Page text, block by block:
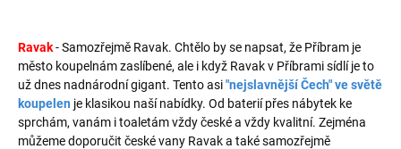
Ravak- Samozřejmě Ravak. Chtělo by se napsat, že Příbram je
město koupelnám zaslíbené, ale i když Ravak v Příbrami sídlí je to
už dnes nadnárodní gigant. Tento asi"nejslavnější Čech" ve světě
koupelen je klasikou naší nabídky. Od baterií přes nábytek ke
sprchám, vanám i toaletám vždy české a vždy kvalitní. Zejména
můžeme doporučit české vany Ravak a také samozřejmě